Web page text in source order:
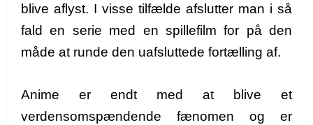
blive aflyst. I visse tilfælde afslutter man i så
fald en serie med en spillefilm for på den
måde at runde den uafsluttede fortælling af.
Anime er endt med at blive et
verdensomspændende fænomen og er